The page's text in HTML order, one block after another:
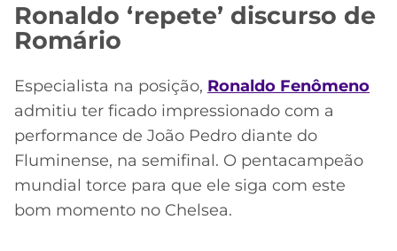
Ronaldo ‘repete’ discurso de
Romário
Especialista na posição, Ronaldo Fenômeno
admitiu ter ficado impressionado com a
performance de João Pedro diante do
Fluminense, na semifinal. O pentacampeão
mundial torce para que ele siga com este
bom momento no Chelsea.